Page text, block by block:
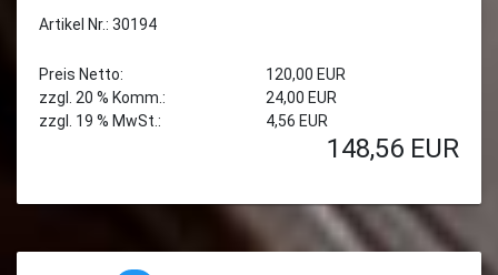
Artikel Nr.: 30194
Preis Netto:
120,00 EUR
zzgl. 20 % Komm.:
24,00 EUR
zzgl. 19 % MwSt.:
4,56 EUR
148,56 EUR